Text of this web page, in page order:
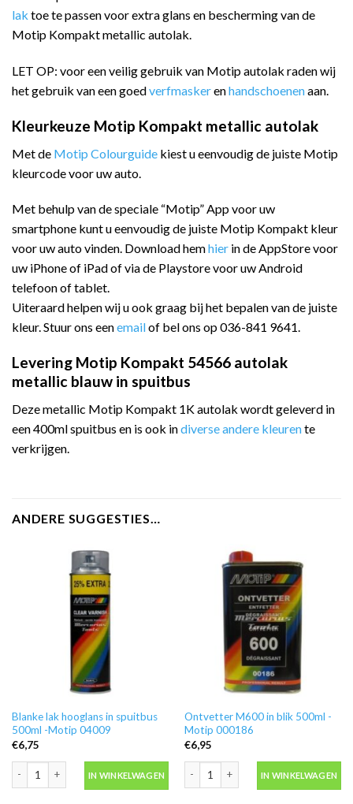
lak toe te passen voor extra glans en bescherming van de
Motip Kompakt metallic autolak.
LET OP: voor een veilig gebruik van Motip autolak raden wij
het gebruik van een goedverfmaskerenhandschoenenaan.
Kleurkeuze Motip Kompakt metallic autolak
Met de Motip Colourguide kiest u eenvoudig de juiste Motip
kleurcode voor uw auto.
Met behulp van de speciale “Motip” App voor uw
smartphone kunt u eenvoudig de juiste Motip Kompakt kleur
voor uw auto vinden. Download hemhier in de AppStore voor
uw iPhone of iPad of via de Playstore voor uw Android
telefoon of tablet.
Uiteraard helpen wij u ook graag bij het bepalen van de juiste
kleur. Stuur ons eenemailof bel ons op 036-841 9641.
Levering Motip Kompakt 54566 autolak
metallic blauw in spuitbus
Deze metallic Motip Kompakt 1K autolak wordt geleverd in
een 400ml spuitbus en is ook indiverse andere kleurente
verkrijgen.
ANDERE SUGGESTIES…
Blanke lak hooglans in spuitbus
500ml -Motip 04009
€6,75
IN WINKELWAGEN
Ontvetter M600 in blik 500ml -
Motip 000186
€6,95
IN WINKELWAGEN